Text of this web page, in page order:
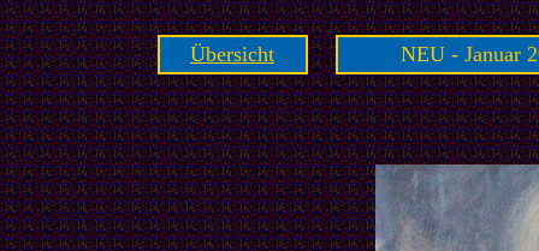
Übersicht NEU - Januar